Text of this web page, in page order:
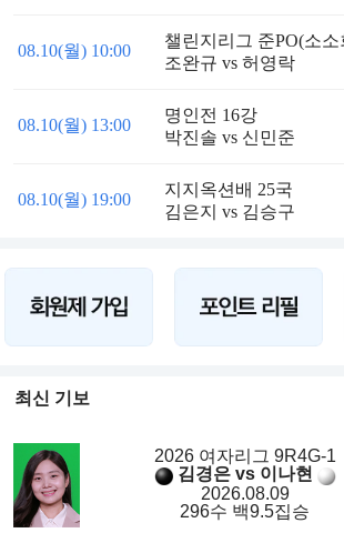
08.10(월) 10:00
챌린지리그 준PO(소
조완규 vs 허영락
08.10(월) 13:00
명인전 16강
박진솔 vs 신민준
08.10(월) 19:00
지지옥션배 25국
김은지 vs 김승구
최신 기보
2026 여자리그 9R4G-1
김경은 vs 이나현
2026.08.09
296수 백9.5집승